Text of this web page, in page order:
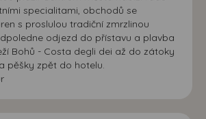
specialitami, obchodů se
s proslulou tradiční zmrzlinou
odjezd do přístavu a plavba
Bohů - Costa degli dei až do zátoky
pěšky zpět do hotelu.